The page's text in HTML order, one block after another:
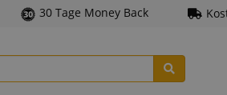
30 Tage Money Back